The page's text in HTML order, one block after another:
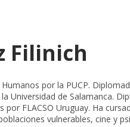
Filinich
por la PUCP.
Universidad de Salamanca.
FLACSO Uruguay. Ha
vulnerables, cine y